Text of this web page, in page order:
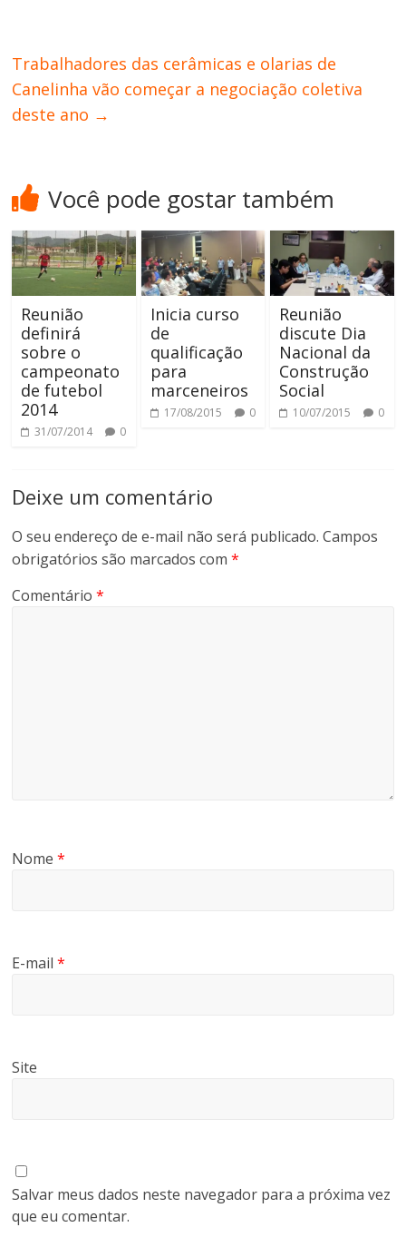
Trabalhadores das cerâmicas e olarias de
Canelinha vão começar a negociação coletiva
deste ano →
Você pode gostar também
Reunião
definirá
sobre o
campeonato
de futebol
2014
31/07/2014 0
Inicia curso
de
qualificação
para
marceneiros
17/08/2015 0
Reunião
discute Dia
Nacional da
Construção
Social
10/07/2015 0
Deixe um comentário
O seu endereço de e-mail não será publicado. Campos
obrigatórios são marcados com*
Comentário*
Nome*
E-mail*
Site
Salvar meus dados neste navegador para a próxima vez
que eu comentar.